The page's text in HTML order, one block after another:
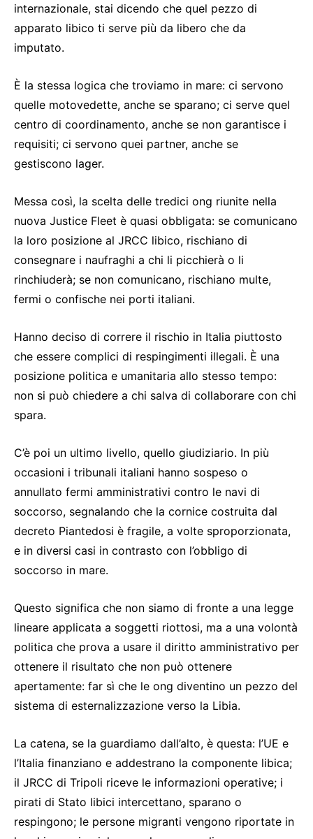
internazionale, stai dicendo che quel pezzo di
apparato libico ti serve più da libero che da
imputato.
È la stessa logica che troviamo in mare: ci servono
quelle motovedette, anche se sparano; ci serve quel
centro di coordinamento, anche se non garantisce i
requisiti; ci servono quei partner, anche se
gestiscono lager.
Messa così, la scelta delle tredici ong riunite nella
nuova Justice Fleet è quasi obbligata: se comunicano
la loro posizione al JRCC libico, rischiano di
consegnare i naufraghi a chi li picchierà o li
rinchiuderà; se non comunicano, rischiano multe,
fermi o confische nei porti italiani.
Hanno deciso di correre il rischio in Italia piuttosto
che essere complici di respingimenti illegali. È una
posizione politica e umanitaria allo stesso tempo:
non si può chiedere a chi salva di collaborare con chi
spara.
C’è poi un ultimo livello, quello giudiziario. In più
occasioni i tribunali italiani hanno sospeso o
annullato fermi amministrativi contro le navi di
soccorso, segnalando che la cornice costruita dal
decreto Piantedosi è fragile, a volte sproporzionata,
e in diversi casi in contrasto con l’obbligo di
soccorso in mare.
Questo significa che non siamo di fronte a una legge
lineare applicata a soggetti riottosi, ma a una volontà
politica che prova a usare il diritto amministrativo per
ottenere il risultato che non può ottenere
apertamente: far sì che le ong diventino un pezzo del
sistema di esternalizzazione verso la Libia.
La catena, se la guardiamo dall’alto, è questa: l’UE e
l’Italia finanziano e addestrano la componente libica;
il JRCC di Tripoli riceve le informazioni operative; i
pirati di Stato libici intercettano, sparano o
respingono; le persone migranti vengono riportate in